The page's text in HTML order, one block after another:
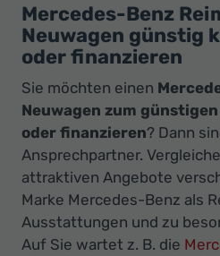
Innovatives
Autohaus
Mercedes-Benz
Neuwagen günstig
oder finanzieren
Sie möchten einen
Neuwagen zum
oder finanzieren? Dann
Ansprechpartner.
attraktiven Angebote
Marke Mercedes-Benz als
Ausstattungen und zu
Auf Sie wartet z. B. die